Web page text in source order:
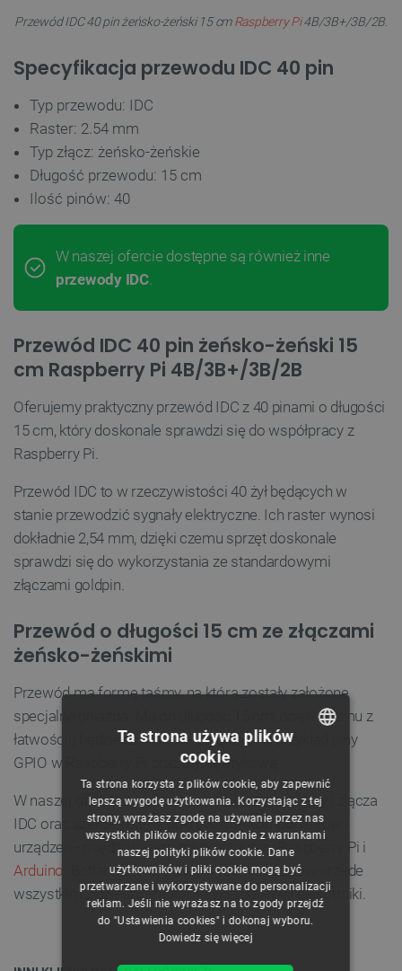
Przewód IDC 40 pin żeńsko-żeński 15 cmRaspberry Pi4B/3B+/3B/2B.
Specyfikacja przewodu IDC 40 pin
Typ przewodu: IDC
Raster: 2.54 mm
Typ złącz: żeńsko-żeńskie
Długość przewodu: 15 cm
Ilość pinów: 40
W naszej ofercie dostępne są również inne
przewody IDC.
Przewód IDC 40 pin żeńsko-żeński 15
cm Raspberry Pi 4B/3B+/3B/2B
Oferujemy praktyczny przewód IDC z 40 pinami o długości
15 cm, który doskonale sprawdzi się do współpracy z
Raspberry Pi.
Przewód IDC to w rzeczywistości 40 żył będących w
stanie przewodzić sygnały elektryczne. Ich raster wynosi
dokładnie 2,54 mm, dzięki czemu sprzęt doskonale
sprawdzi się do wykorzystania ze standardowymi
złączami goldpin.
Przewód o długości 15 cm ze złączami
żeńsko-żeńskimi
Przewód ma formę taśmy, na którą zostały założone
specjalne gniazda. Ma on długość 15 cm, dzięki czemu z
łatwością będziesz w stanie połączyć na przykład piny
GPIO w Raspberry Pi oraz płytkę stykową.
W naszej ofercie znajdzie również inneprzewody
i złącza
IDC oraz szeroką gamę pokrewnych komponentów i
urządzeń - między innymi minikomputery Raspberry Pi i
Arduino
. Botland oferuje duży wybór produktów przede
wszystkim z dziedziny automatyki, robotyki i elektroniki.
CZECH
ENGLISH
GERMAN
Ta strona używa plików
cookie
Ta strona korzysta z plików cookie, aby zapewnić
lepszą wygodę użytkowania. Korzystając z tej
strony, wyrażasz zgodę na używanie przez nas
wszystkich plików cookie zgodnie z warunkami
naszej polityki plików cookie. Dane
użytkowników i pliki cookie mogą być
przetwarzane i wykorzystywane do personalizacji
reklam. Jeśli nie wyrażasz na to zgody przejdź
do "Ustawienia cookies" i dokonaj wyboru.
Dowiedz się więcej